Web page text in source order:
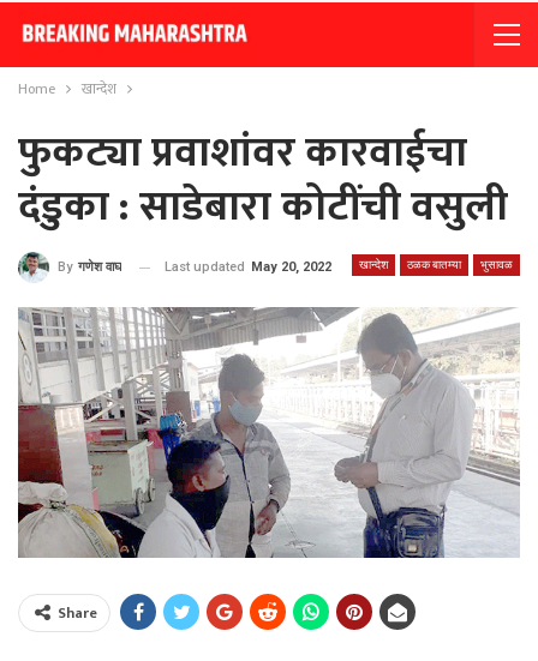
Home खान्देश
फुकट्या प्रवाशांवर कारवाईचा
दंडुका : साडेबारा कोटींची वसुली
खान्देश ठळक बातम्या भुसावळ
By गणेश वाघ Last updated May 20, 2022
Share